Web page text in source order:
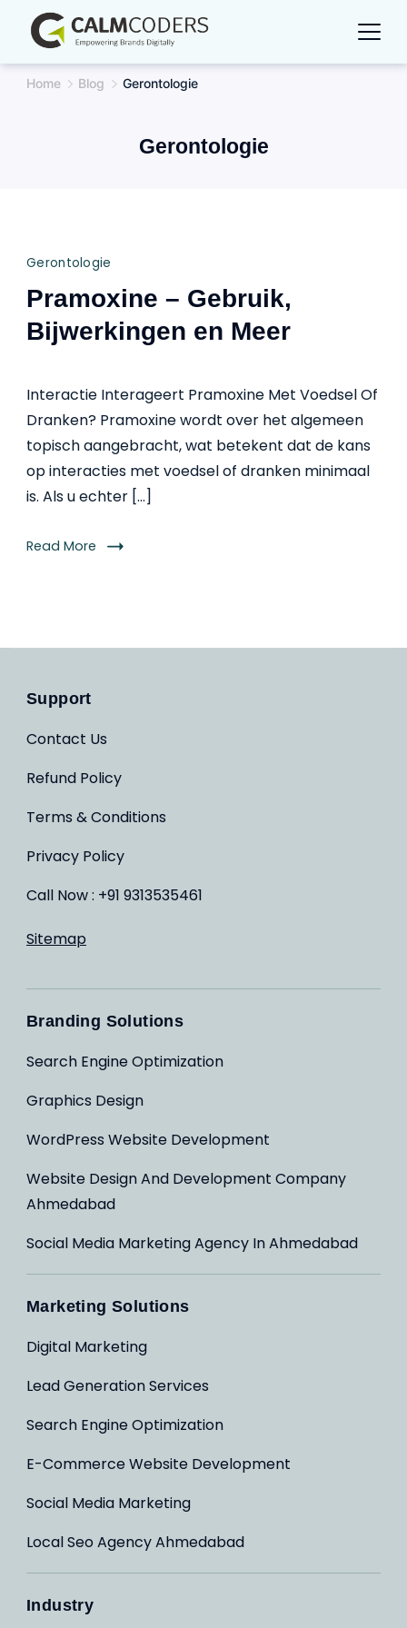
content
Home Blog Gerontologie
Gerontologie
Gerontologie
Pramoxine – Gebruik,
Bijwerkingen en Meer
Interactie Interageert Pramoxine Met Voedsel Of
Dranken? Pramoxine wordt over het algemeen
topisch aangebracht, wat betekent dat de kans
op interacties met voedsel of dranken minimaal
is. Als u echter […]
Read More
Support
Contact Us
Refund Policy
Terms & Conditions
Privacy Policy
Call Now : +91 9313535461
Sitemap
Branding Solutions
Search Engine Optimization
Graphics Design
WordPress Website Development
Website Design And Development Company
Ahmedabad
Social Media Marketing Agency In Ahmedabad
Marketing Solutions
Digital Marketing
Lead Generation Services
Search Engine Optimization
E-Commerce Website Development
Social Media Marketing
Local Seo Agency Ahmedabad
Industry